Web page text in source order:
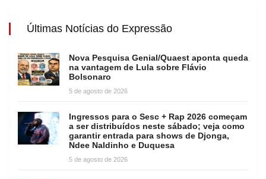
Últimas Notícias do Expressão
Nova Pesquisa Genial/Quaest aponta queda
na vantagem de Lula sobre Flávio
Bolsonaro
5 de agosto de 2026
Ingressos para o Sesc + Rap 2026 começam
a ser distribuídos neste sábado; veja como
garantir entrada para shows de Djonga,
Ndee Naldinho e Duquesa
5 de agosto de 2026